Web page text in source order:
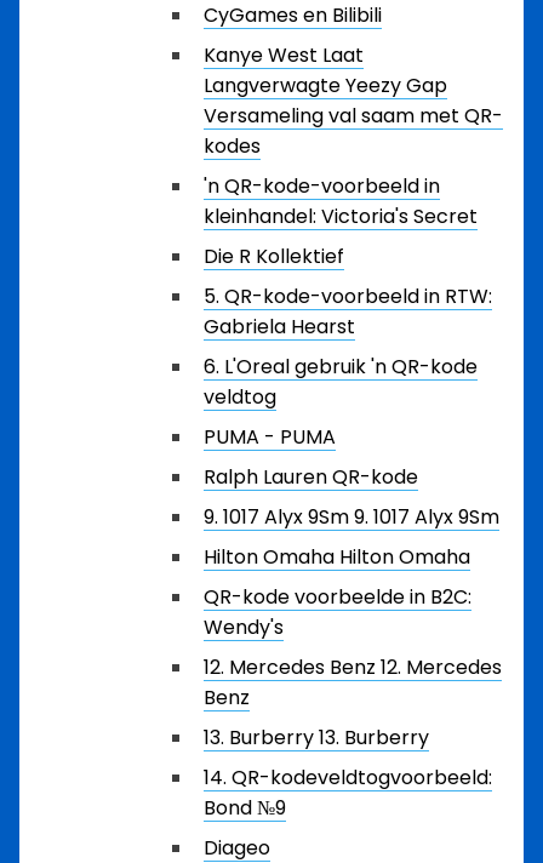
CyGames en Bilibili
Kanye West Laat
Langverwagte Yeezy Gap
Versameling val saam met QR-
kodes
'n QR-kode-voorbeeld in
kleinhandel: Victoria's Secret
Die R Kollektief
5. QR-kode-voorbeeld in RTW:
Gabriela Hearst
6. L'Oreal gebruik 'n QR-kode
veldtog
PUMA - PUMA
Ralph Lauren QR-kode
9. 1017 Alyx 9Sm 9. 1017 Alyx 9Sm
Hilton Omaha Hilton Omaha
QR-kode voorbeelde in B2C:
Wendy's
12. Mercedes Benz 12. Mercedes
Benz
13. Burberry 13. Burberry
14. QR-kodeveldtogvoorbeeld:
Bond №9
Diageo